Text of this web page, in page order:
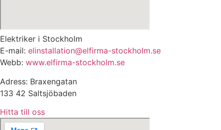
Elektriker i Stockholm
E-mail: elinstallation@elfirma-stockholm.se
Webb: www.elfirma-stockholm.se
Adress: Braxengatan
133 42 Saltsjöbaden
Hitta till oss